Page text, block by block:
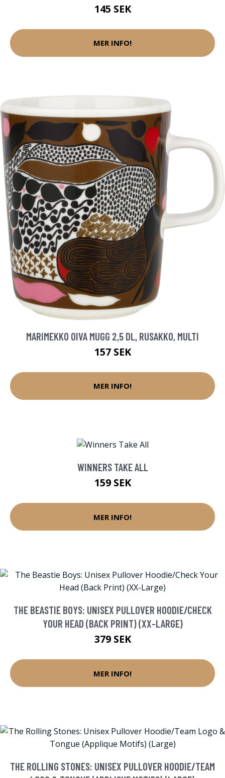
145 SEK
MER INFO!
MARIMEKKO OIVA MUGG 2,5 DL, RUSAKKO, MULTI
157 SEK
MER INFO!
WINNERS TAKE ALL
159 SEK
MER INFO!
THE BEASTIE BOYS: UNISEX PULLOVER HOODIE/CHECK
YOUR HEAD (BACK PRINT) (XX-LARGE)
379 SEK
MER INFO!
THE ROLLING STONES: UNISEX PULLOVER HOODIE/TEAM